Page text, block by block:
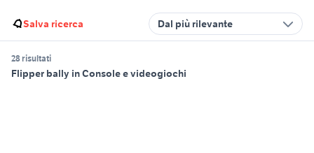
Salva ricerca Dal più rilevante
28 risultati
Flipper bally in Console e videogiochi